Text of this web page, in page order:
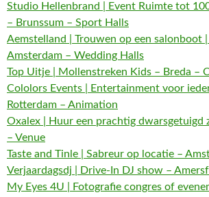
Studio Hellenbrand | Event Ruimte tot
– Brunssum – Sport Halls
Aemstelland | Trouwen op een salonboot
Amsterdam – Wedding Halls
Top Uitje | Mollenstreken Kids – Breda –
Cololors Events | Entertainment voor
Rotterdam – Animation
Oxalex | Huur een prachtig dwarsgetuigd
– Venue
Taste and Tinle | Sabreur op locatie –
Verjaardagsdj | Drive-In DJ show –
My Eyes 4U | Fotografie congres of